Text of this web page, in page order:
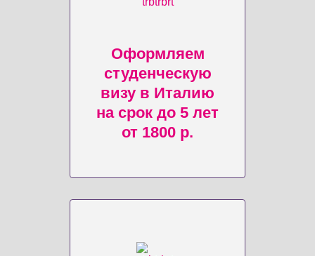
Оформляем
студенческую
визу в Италию
на срок до 5 лет
от 1800 р.